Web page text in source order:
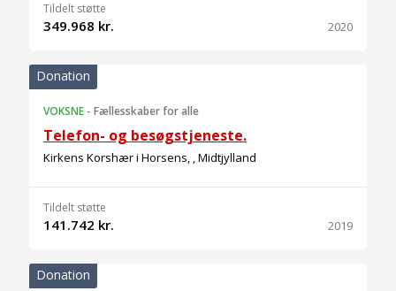
Tildelt støtte
349.968 kr. 2020
Donation
VOKSNE - Fællesskaber for alle
Telefon- og besøgstjeneste.
Kirkens Korshær i Horsens, , Midtjylland
Tildelt støtte
141.742 kr. 2019
Donation